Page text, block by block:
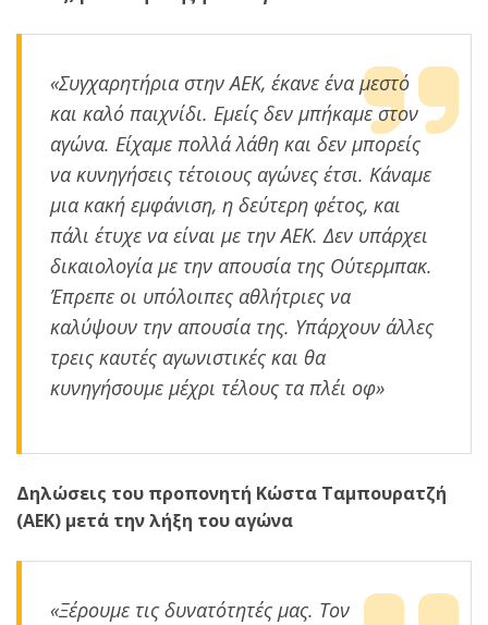
«Συγχαρητήρια στην ΑΕΚ, έκανε ένα μεστό
και καλό παιχνίδι. Εμείς δεν μπήκαμε στον
αγώνα. Είχαμε πολλά λάθη και δεν μπορείς
να κυνηγήσεις τέτοιους αγώνες έτσι. Κάναμε
μια κακή εμφάνιση, η δεύτερη φέτος, και
πάλι έτυχε να είναι με την ΑΕΚ. Δεν υπάρχει
δικαιολογία με την απουσία της Ούτερμπακ.
Έπρεπε οι υπόλοιπες αθλήτριες να
καλύψουν την απουσία της. Υπάρχουν άλλες
τρεις καυτές αγωνιστικές και θα
κυνηγήσουμε μέχρι τέλους τα πλέι οφ»
Δηλώσεις του προπονητή Κώστα Ταμπουρατζή
(ΑΕΚ) μετά την λήξη του αγώνα
«Ξέρουμε τις δυνατότητές μας. Τον